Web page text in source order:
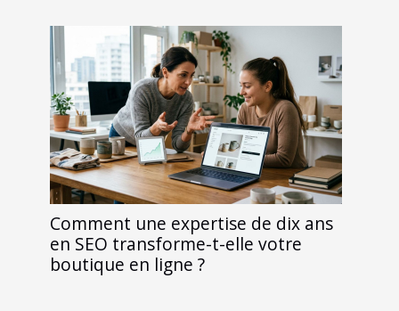
Comment une expertise de dix ans
en SEO transforme-t-elle votre
boutique en ligne ?